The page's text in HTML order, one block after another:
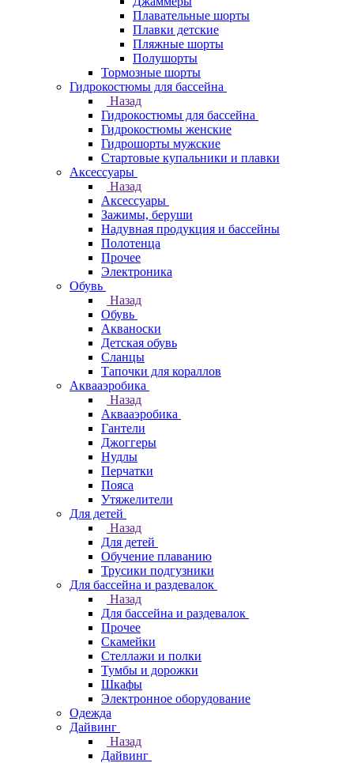
Плавательные шорты
Плавки детские
Пляжные шорты
Полушорты
Тормозные шорты
Гидрокостюмы для бассейна
Назад
Гидрокостюмы для бассейна
Гидрокостюмы женские
Гидрошорты мужские
Стартовые купальники и плавки
Аксессуары
Назад
Аксессуары
Зажимы, беруши
Надувная продукция и бассейны
Полотенца
Прочее
Электроника
Обувь
Назад
Обувь
Акваноски
Детская обувь
Сланцы
Тапочки для кораллов
Аквааэробика
Назад
Аквааэробика
Гантели
Джоггеры
Нудлы
Перчатки
Пояса
Утяжелители
Для детей
Назад
Для детей
Обучение плаванию
Трусики подгузники
Для бассейна и раздевалок
Назад
Для бассейна и раздевалок
Прочее
Скамейки
Стеллажи и полки
Тумбы и дорожки
Шкафы
Электронное оборудование
Одежда
Дайвинг
Назад
Дайвинг